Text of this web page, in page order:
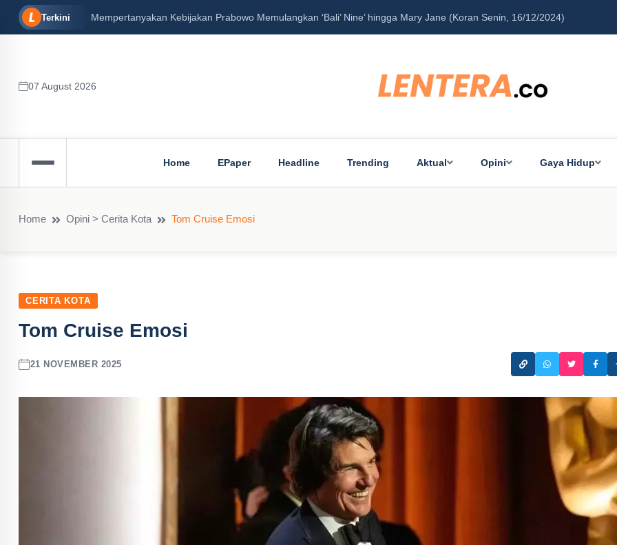
Terkini
Kebijakan Prabowo Memulangkan ‘Bali’ Nine’ hingga Mary Jane (Koran Senin, 16/12/2024) Peran Besar Tuhan…
07 August 2026
Home EPaper Headline Trending Aktual Opini Gaya Hidup
Home Opini > Cerita Kota Tom Cruise Emosi
CERITA KOTA
Tom Cruise Emosi
21 NOVEMBER 2025